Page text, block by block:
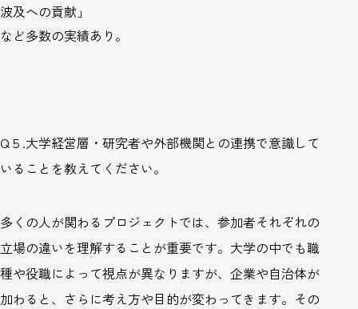
波及への貢献」
など多数の実績あり。
Q５ .大学経営層・研究者や外部機関との連携で意識して
いることを教えてください。
多くの人が関わるプロジェクトでは、参加者それぞれの
立場の違いを理解することが重要です。大学の中でも職
種や役職によって視点が異なりますが、企業や自治体が
加わると、さらに考え方や目的が変わってきます。その